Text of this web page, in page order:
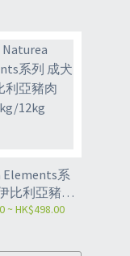
Elements系
比利亞豬肉
~ HK$498.00